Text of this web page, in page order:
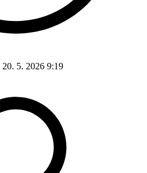
20. 5. 2026 9:19